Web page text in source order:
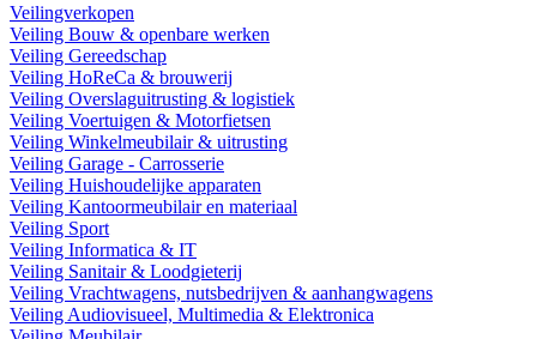
Veilingverkopen
Veiling Bouw & openbare werken
Veiling Gereedschap
Veiling HoReCa & brouwerij
Veiling Overslaguitrusting & logistiek
Veiling Voertuigen & Motorfietsen
Veiling Winkelmeubilair & uitrusting
Veiling Garage - Carrosserie
Veiling Huishoudelijke apparaten
Veiling Kantoormeubilair en materiaal
Veiling Sport
Veiling Informatica & IT
Veiling Sanitair & Loodgieterij
Veiling Vrachtwagens, nutsbedrijven & aanhangwagens
Veiling Audiovisueel, Multimedia & Elektronica